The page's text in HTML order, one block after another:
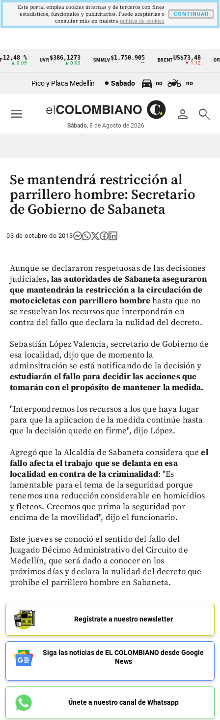
Cintillo
económicos
Colombia
%
▲ 0.05
UVR$386,1273
▲ 0.03
SMMLV$1.750.905 BRENTUS$73,48
▼ 1.12
ORO
Pico y Placa Medellín Sabado no no
person search
Sábado, 8 de Agosto de 2026
menu
Se mantendrá restricción al
parrillero hombre: Secretario
de Gobierno de Sabaneta
03 de octubre de 2013
Aunque se declararon respetuosas de las decisiones
judiciales, las autoridades de Sabaneta aseguraron
que mantendrán la restricción a la circulación de
motocicletas con parrillero hombrehasta que no
se resuelvan los recursos que interpondrán en
contra del fallo que declara la nulidad del decreto.
Sebastián López Valencia, secretario de Gobierno de
esa localidad, dijo que de momento la
adminsitración se está notificando de la decisión y
estudiarán el fallo para decidir las acciones que
tomarán con el propósito de mantener la medida.
"Interpondremos los recursos a los que haya lugar
para que la aplicacion de la medida continúe hasta
que la decisión quede en firme", dijo López.
Agregó que la Alcaldía de Sabaneta considera queel
fallo afecta el trabajo que se delanta en esa
localidad en contra de la criminalidad: "Es
lamentable para el tema de la seguridad porque
tenemos una reducción considerable en homicidios
y fleteos. Creemos que prima la seguridad por
encima de la movilidad", dijo el funcionario.
Este jueves se conoció el sentido del fallo del
Juzgado Décimo Administrativo del Circuito de
Medellín, que será dado a conocer en los
próximos días y declara la nulidad del decreto que
prohíbe el parrillero hombre en Sabaneta.
Regístrate a nuestro newsletter
Siga las noticias de EL COLOMBIANO desde Google
News
Únete a nuestro canal de Whatsapp
Este portal emplea cookies internas y de terceros con fines
estadísticos, funcionales y publicitarios. Puede aceptarlas o
consultar más en nuestra politica de cookies
CONTINUAR